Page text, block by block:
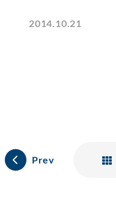
2014.10.21
Prev